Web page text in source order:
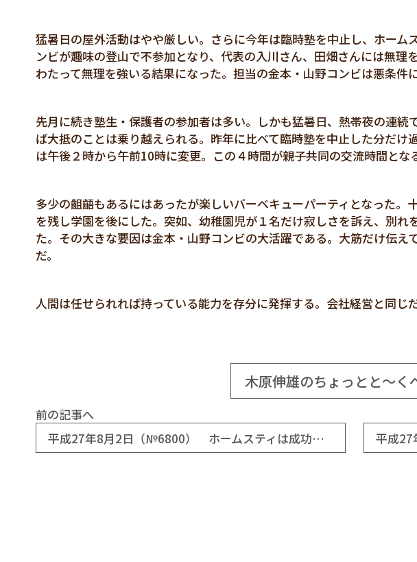
猛暑日の屋外活動はやや厳しい。さらに今年は臨時塾を中止し、ホーム
ンビが趣味の登山で不参加となり、代表の入川さん、田畑さんには無
わたって無理を強いる結果になった。担当の金本・山野コンビは悪条件
先月に続き塾生・保護者の参加者は多い。しかも猛暑日、熱帯夜の連
ば大抵のことは乗り越えられる。昨年に比べて臨時塾を中止した分だ
は午後２時から午前10時に変更。この４時間が親子共同の交流時間とな
多少の齟齬もあるにはあったが楽しいバーベキューパーティとなった。
を残し学園を後にした。突如、幼稚園児が１名だけ寂しさを訴え、別れ
た。その大きな要因は金本・山野コンビの大活躍である。大筋だけ伝
だ。
人間は任せられれば持っている能力を存分に発揮する。会社経営と同じ
木原伸雄のちょっとと～く
前の記事へ
平成27年8月2日（№6800） ホームスティは成功の予感